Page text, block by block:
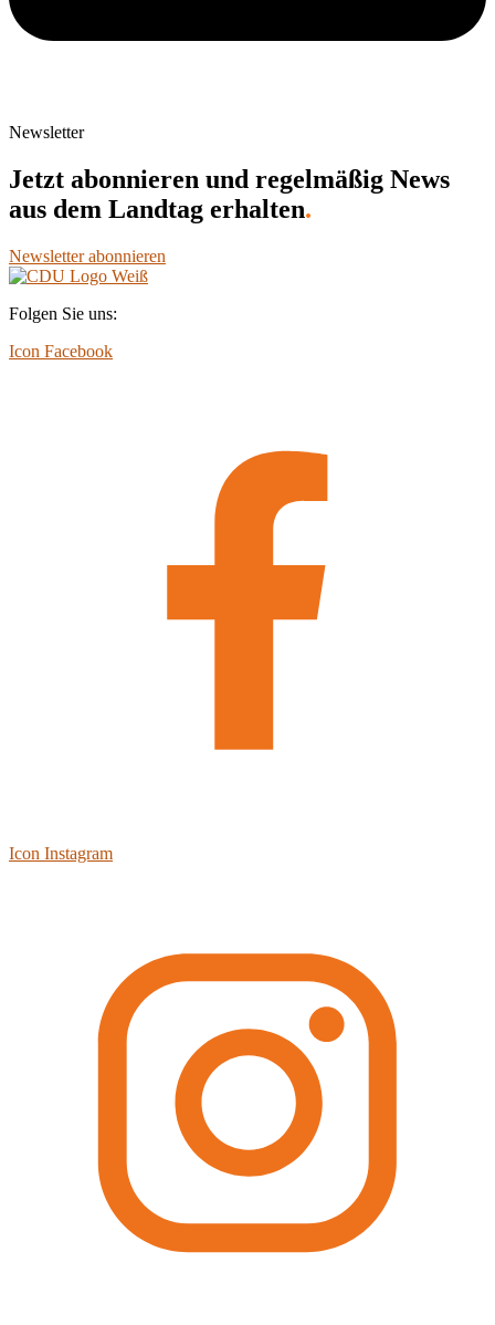
Newsletter
Jetzt abonnieren und regelmäßig News
aus dem Landtag erhalten.
Newsletter abonnieren
Folgen Sie uns:
Icon Facebook
Icon Instagram